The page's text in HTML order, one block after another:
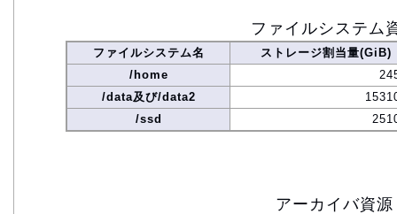
ファイルシステム
ファイルシステム名
ストレージ割当量(GiB)
/home
/data及び/data2
/ssd
アーカイバ資源